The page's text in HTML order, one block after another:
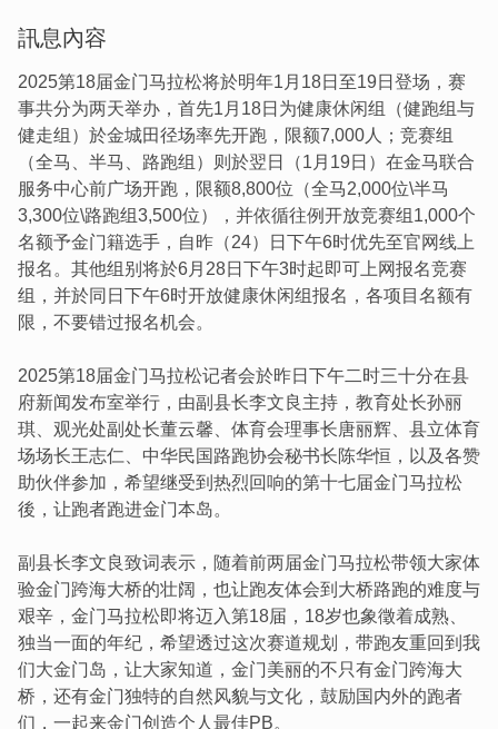
訊息內容
2025第18届金门马拉松将於明年1月18日至19日登场，赛
事共分为两天举办，首先1月18日为健康休闲组（健跑组与
健走组）於金城田径场率先开跑，限额7,000人；竞赛组
（全马、半马、路跑组）则於翌日（1月19日）在金马联合
服务中心前广场开跑，限额8,800位（全马2,000位\半马
3,300位\路跑组3,500位），并依循往例开放竞赛组1,000个
名额予金门籍选手，自昨（24）日下午6时优先至官网线上
报名。其他组别将於6月28日下午3时起即可上网报名竞赛
组，并於同日下午6时开放健康休闲组报名，各项目名额有
限，不要错过报名机会。
2025第18届金门马拉松记者会於昨日下午二时三十分在县
府新闻发布室举行，由副县长李文良主持，教育处长孙丽
琪、观光处副处长董云馨、体育会理事长唐丽辉、县立体育
场场长王志仁、中华民国路跑协会秘书长陈华恒，以及各赞
助伙伴参加，希望继受到热烈回响的第十七届金门马拉松
後，让跑者跑进金门本岛。
副县长李文良致词表示，随着前两届金门马拉松带领大家体
验金门跨海大桥的壮阔，也让跑友体会到大桥路跑的难度与
艰辛，金门马拉松即将迈入第18届，18岁也象徵着成熟、
独当一面的年纪，希望透过这次赛道规划，带跑友重回到我
们大金门岛，让大家知道，金门美丽的不只有金门跨海大
桥，还有金门独特的自然风貌与文化，鼓励国内外的跑者
们，一起来金门创造个人最佳PB。